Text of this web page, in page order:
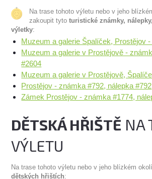
Na trase tohoto výletu nebo v jeho
zakoupit tytoturistické známky,
výletky:
Muzeum a galerie Špalíček, Prostějov
Muzeum a galerie v Prostějově -
#2604
Muzeum a galerie v Prostějově,
Prostějov - známka #792, nálepka #792
Zámek Prostějov - známka #1774,
DĚTSKÁ HŘIŠTĚ NA
VÝLETU
Na trase tohoto výletu nebo v jeho blízkém
dětských hřištích: